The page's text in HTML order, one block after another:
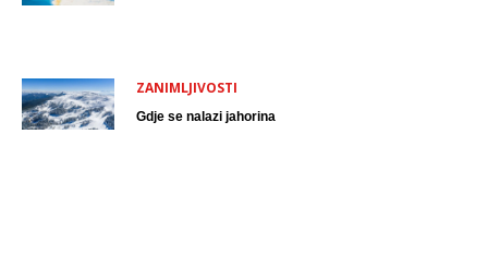
ZANIMLJIVOSTI
Gdje se nalazi jahorina